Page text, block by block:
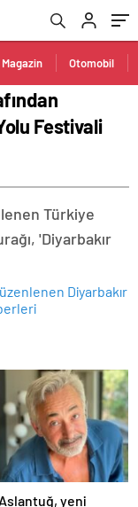
Magazin Otomobil
Festivali
Türkiye
'Diyarbakır
yeni